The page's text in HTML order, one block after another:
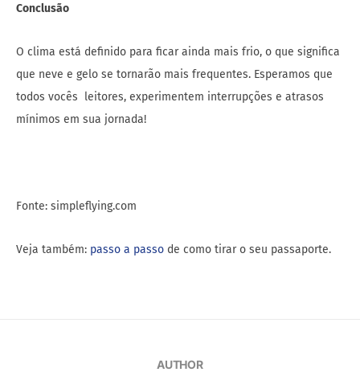
Conclusão
O clima está definido para ficar ainda mais frio, o que significa
que neve e gelo se tornarão mais frequentes. Esperamos que
todos vocês leitores, experimentem interrupções e atrasos
mínimos em sua jornada!
Fonte: simpleflying.com
Veja também: passo a passo de como tirar o seu passaporte.
AUTHOR